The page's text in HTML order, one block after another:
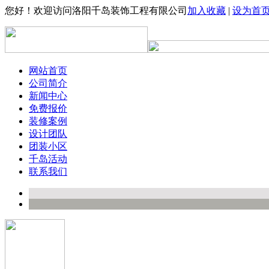
您好！欢迎访问洛阳千岛装饰工程有限公司 加入收藏 | 设为首
网站首页
公司简介
新闻中心
免费报价
装修案例
设计团队
团装小区
千岛活动
联系我们